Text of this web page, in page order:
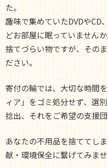
た。
趣味で集めていたDVDやCD
どお部屋に眠っていません
捨てづらい物ですが、その
ださい。
寄付の輪では、大切な時間
ィア」をゴミ処分せず、選
捻出、それをご希望の支援
あなたの不用品を捨ててし
献・環境保全に繋げてみま